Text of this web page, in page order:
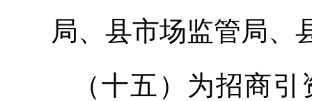
局、县市场监管局、
（十五）为招商